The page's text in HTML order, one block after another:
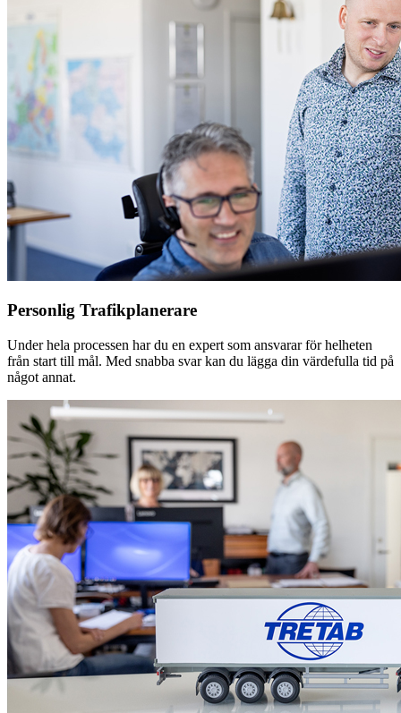
Personlig Trafikplanerare
Under hela processen har du en expert som ansvarar för helheten
från start till mål. Med snabba svar kan du lägga din värdefulla tid på
något annat.